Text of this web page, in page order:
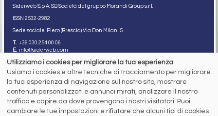
Siderweb S.p.A. SB Società del gruppo Morandi Group s.r.l.
ISSN 2532-2982
Sede sociale: Flero (Brescia) Via Don Milani 5
T. +39 030 254 00 06
E. info@siderweb.com
Copyright siderweb spa sb
Tutti i diritti sono riservati
Privacy policy
Cookie policy
Digital Services Act Policy
Utilizziamo i cookies per migliorare la tua esperienza
Usiamo i cookies e altre tecniche di tracciamento per migliorare
la tua esperienza di navigazione sul nostro sito, mostrare
contenuti personalizzati e annunci mirati, analizzare il nostro
traffico e capire da dove provengono i nostri visitatori. Puoi
cambiare le tue impostazioni e rifiutare che alcuni tipi di cookies